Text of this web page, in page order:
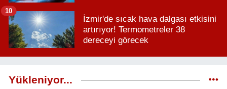
İzmir'de sıcak hava dalgası etkisini
artırıyor! Termometreler 38
dereceyi görecek
10
Yükleniyor...